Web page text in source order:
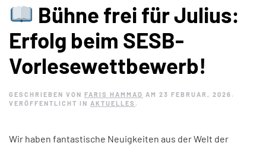
Bühne frei für Julius:
Erfolg beim SESB-
Vorlesewettbewerb!
GESCHRIEBEN VON FARIS HAMMAD AM 23 FEBRUAR, 2026
VERÖFFENTLICHT IN AKTUELLES
Wir haben fantastische Neuigkeiten aus der Welt der